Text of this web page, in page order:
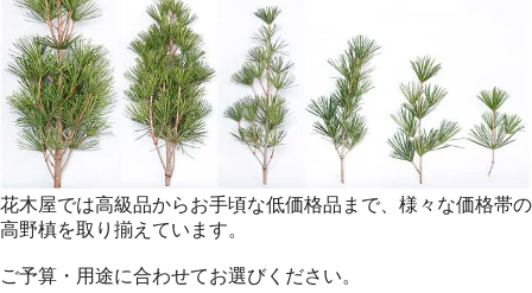
花木屋では高級品からお手頃な低価格品まで、様々な価格帯の
高野槙を取り揃えています。
ご予算・用途に合わせてお選びください。